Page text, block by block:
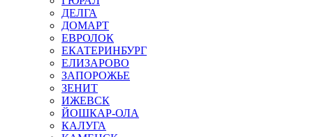
ДЕЛГА
ДОМАРТ
ЕВРОЛОК
ЕКАТЕРИНБУРГ
ЕЛИЗАРОВО
ЗАПОРОЖЬЕ
ЗЕНИТ
ИЖЕВСК
ЙОШКАР-ОЛА
КАЛУГА